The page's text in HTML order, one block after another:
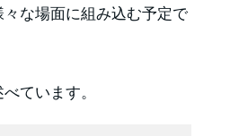
な場面に組み込む予定で
ています。